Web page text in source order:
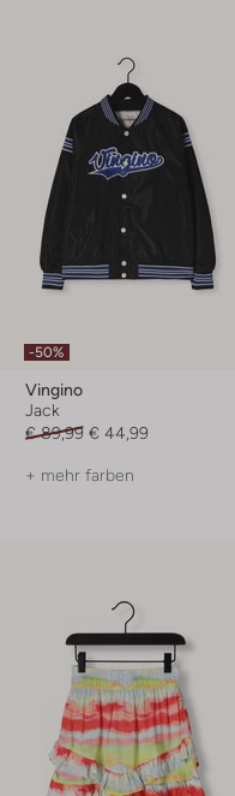
-50%
Vingino
Jack
€ 89,99 € 44,99
+ mehr farben